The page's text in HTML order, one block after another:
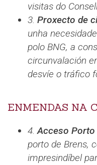
visitas do
3. Proxecto de
unha
polo BNG, a
circunvalación
desvíe o tráfico
ENMENDAS NA
4.Acceso Porto
porto de Brens,
impresindíbel